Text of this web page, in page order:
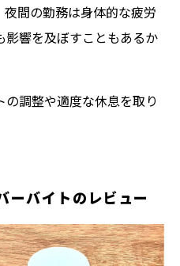
間の勤務は身体的な疲労
響を及ぼすこともあるか
調整や適度な休息を取り
ーバイトのレビュー